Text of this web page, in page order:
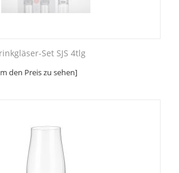
Set SJS 4tlg
den Preis zu sehen]